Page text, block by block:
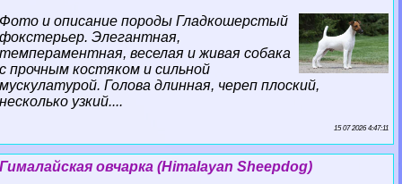
Фото и описание породы Гладкошерстый
фокстерьер. Элегантная,
темпераментная, веселая и живая собака
с прочным костяком и сильной
мускулатурой. Голова длинная, череп плоский,
несколько узкий....
15 07 2026 4:47:11
Гималайская овчарка (Himalayan Sheepdog)